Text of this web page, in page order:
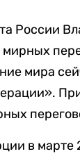
России
мира
в марте